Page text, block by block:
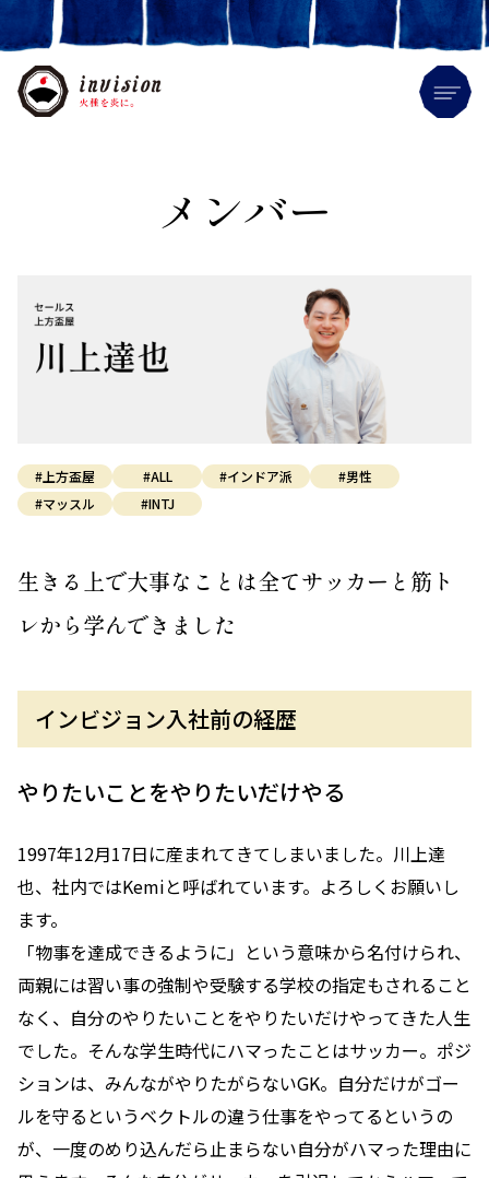
メンバー
#上方盃屋 #ALL #インドア派
#男性
#マッスル
#INTJ
生きる上で大事なことは全てサッカーと筋ト
レから学んできました
インビジョン入社前の経歴
やりたいことをやりたいだけやる
1997年12月17日に産まれてきてしまいました。川上達
也、社内ではKemiと呼ばれています。よろしくお願いし
ます。
「物事を達成できるように」という意味から名付けられ、
両親には習い事の強制や受験する学校の指定もされること
なく、自分のやりたいことをやりたいだけやってきた人生
でした。そんな学生時代にハマったことはサッカー。ポジ
ションは、みんながやりたがらないGK。自分だけがゴー
ルを守るというベクトルの違う仕事をやってるというの
が、一度のめり込んだら止まらない自分がハマった理由に